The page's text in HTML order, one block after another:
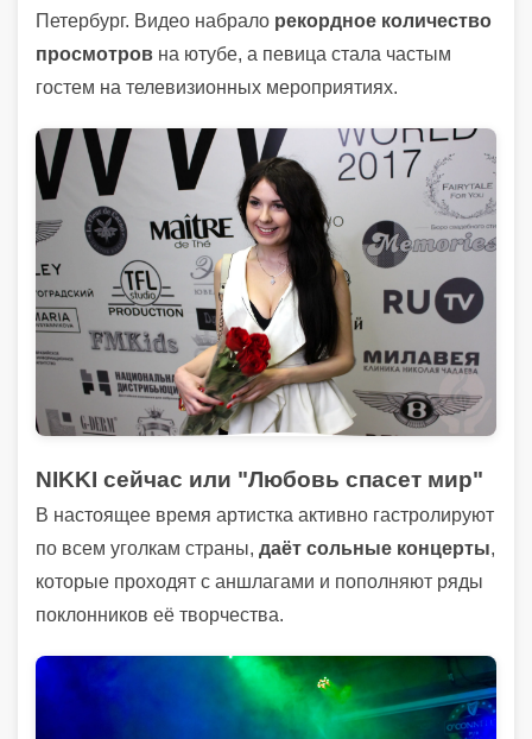
Петербург. Видео набрало рекордное количество
просмотров на ютубе, а певица стала частым
гостем на телевизионных мероприятиях.
NIKKI сейчас или "Любовь спасет мир"
В настоящее время артистка активно гастролируют
по всем уголкам страны, даёт сольные концерты,
которые проходят с аншлагами и пополняют ряды
поклонников её творчества.